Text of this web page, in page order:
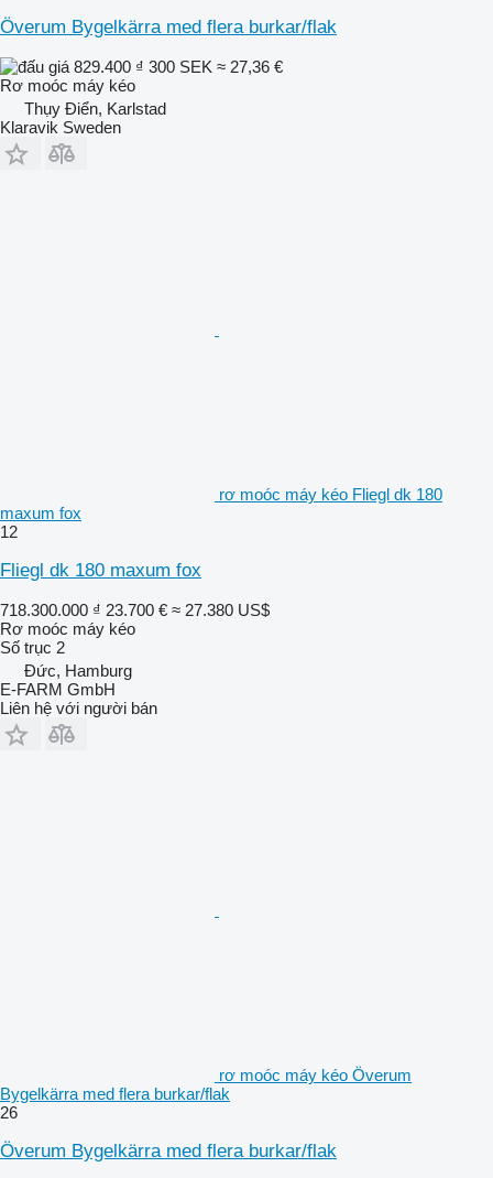
Överum Bygelkärra med flera burkar/flak
829.400 ₫ 300 SEK ≈ 27,36 €
Rơ moóc máy kéo
Thụy Điển, Karlstad
Klaravik Sweden
rơ moóc máy kéo Fliegl dk 180
maxum fox
12
Fliegl dk 180 maxum fox
718.300.000 ₫ 23.700 € ≈ 27.380 US$
Rơ moóc máy kéo
Số trục 2
Đức, Hamburg
E-FARM GmbH
Liên hệ với người bán
rơ moóc máy kéo Överum
Bygelkärra med flera burkar/flak
26
Överum Bygelkärra med flera burkar/flak